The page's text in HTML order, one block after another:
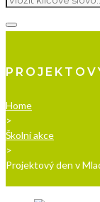
Home
>
Školní akce
>
Projektový den v